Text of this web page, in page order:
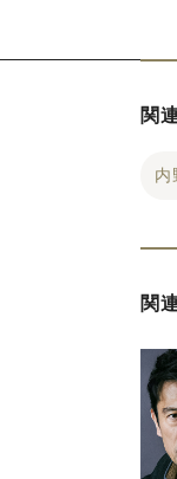
関
内
関